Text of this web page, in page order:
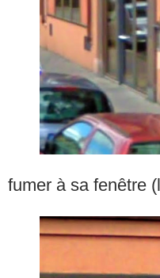
fumer à sa fenêtre